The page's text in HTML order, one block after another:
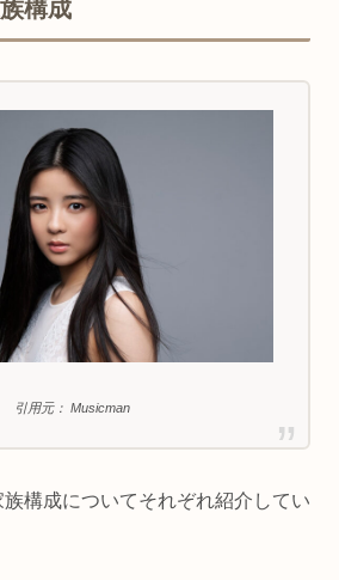
構成
引用元： Musicman
構成についてそれぞれ紹介してい